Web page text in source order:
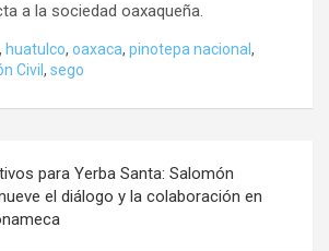
a la sociedad oaxaqueña.
, huatulco, oaxaca, pinotepa nacional,
Civil , sego
para Yerba Santa: Salomón
el diálogo y la colaboración en